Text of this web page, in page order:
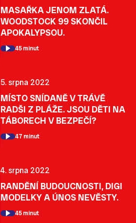
MASAŘKA JENOM ZLATÁ.
WOODSTOCK 99 SKONČIL
APOKALYPSOU.
45 minut
5. srpna 2022
MÍSTO SNÍDANĚ V TRÁVĚ
RADŠI Z PLÁŽE. JSOU DĚTI NA
TÁBORECH V BEZPEČÍ?
47 minut
4. srpna 2022
RANDĚNÍ BUDOUCNOSTI, DIGI
MODELKY A ÚNOS NEVĚSTY.
45 minut